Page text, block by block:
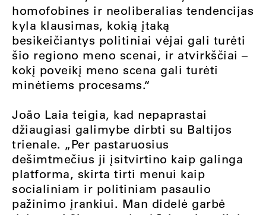
homofobines ir neoliberalias tendencijas
kyla klausimas, kokią įtaką
besikeičiantys politiniai vėjai gali turėti
šio regiono meno scenai, ir atvirkščiai –
kokį poveikį meno scena gali turėti
minėtiems procesams.“
João Laia teigia, kad nepaprastai
džiaugiasi galimybe dirbti su Baltijos
trienale. „Per pastaruosius
dešimtmečius ji įsitvirtino kaip galinga
platforma, skirta tirti menui kaip
socialiniam ir politiniam pasaulio
pažinimo įrankiui. Man didelė garbė